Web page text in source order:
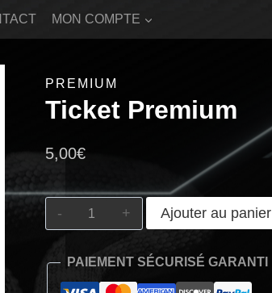
MON COMPTE
PREMIUM
Ticket Premium
5,00€
de
Ticket
Ajouter au panier
PAIEMENT SÉCURISÉ GARANTI